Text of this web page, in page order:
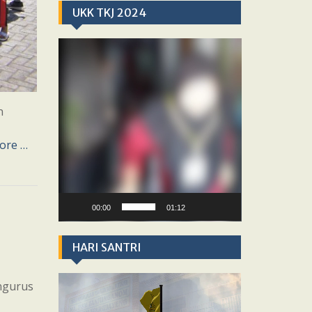
…
UKK TKJ 2024
00:00 01:12
HARI SANTRI